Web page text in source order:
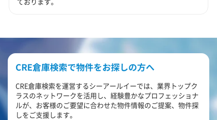
CRE倉庫検索で物件をお探しの方へ
CRE倉庫検索を運営するシーアールイーでは、業界トップク
ラスのネットワークを活用し、経験豊かなプロフェッショナ
ルが、お客様のご要望に合わせた物件情報のご提案、物件探
しをご支援します。